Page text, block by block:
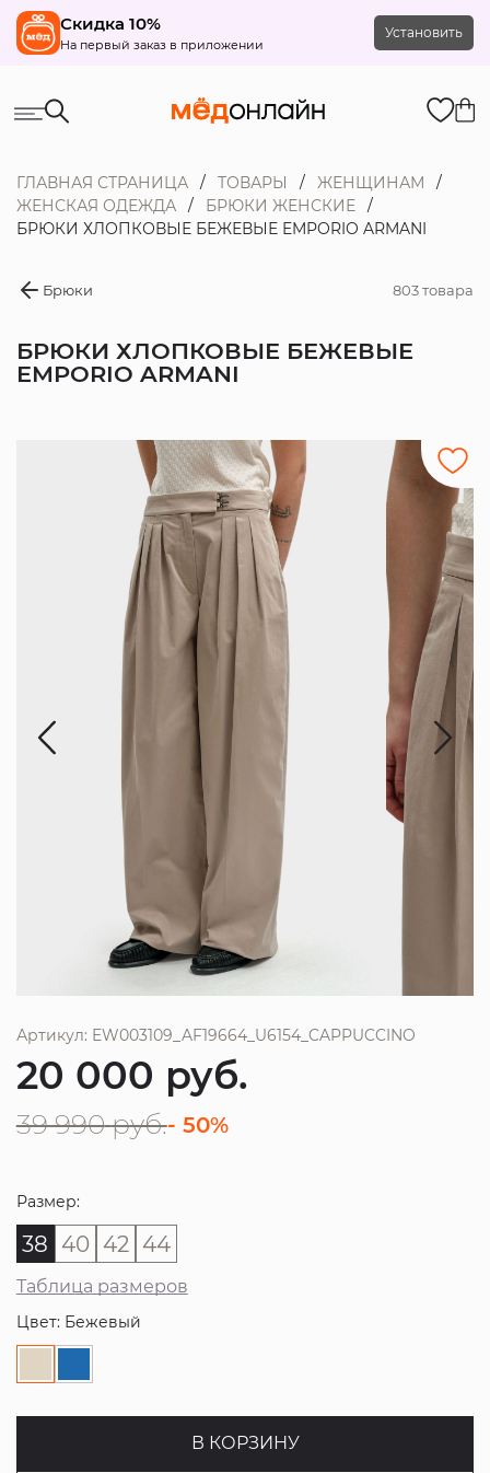
Скидка 10%
На первый заказ в приложении
Установить
ГЛАВНАЯ СТРАНИЦА ТОВАРЫ
ЖЕНЩИНАМ
ЖЕНСКАЯ ОДЕЖДА
БРЮКИ ЖЕНСКИЕ
БРЮКИ ХЛОПКОВЫЕ БЕЖЕВЫЕ EMPORIO ARMANI
Брюки 803 товара
БРЮКИ ХЛОПКОВЫЕ БЕЖЕВЫЕ
EMPORIO ARMANI
Артикул: EW003109_AF19664_U6154_CAPPUCCINO
20 000 руб.
39 990 руб.- 50%
Размер:
38 40 42 44
Таблица размеров
Цвет: Бежевый
В КОРЗИНУ